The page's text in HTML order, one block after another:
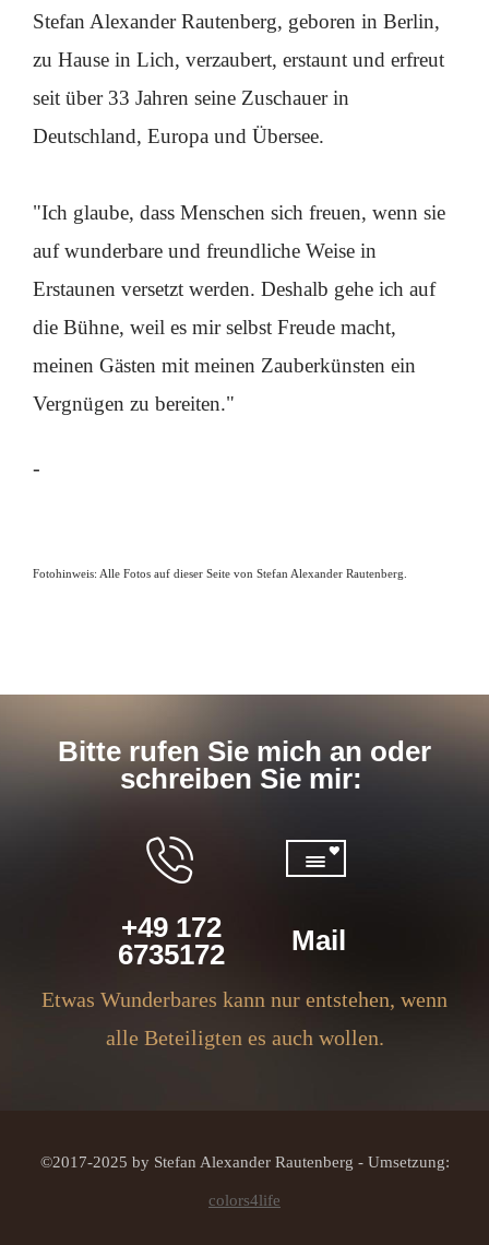
Stefan Alexander Rautenberg, geboren in Berlin,
zu Hause in Lich, verzaubert, erstaunt und erfreut
seit über 33 Jahren seine Zuschauer in
Deutschland, Europa und Übersee.
"Ich glaube, dass Menschen sich freuen, wenn sie
auf wunderbare und freundliche Weise in
Erstaunen versetzt werden. Deshalb gehe ich auf
die Bühne, weil es mir selbst Freude macht,
meinen Gästen mit meinen Zauberkünsten ein
Vergnügen zu bereiten."
-
Fotohinweis: Alle Fotos auf dieser Seite von Stefan Alexander Rautenberg.
Bitte rufen Sie mich an oder
schreiben Sie mir:
+49 172
6735172
Mail
Etwas Wunderbares kann nur entstehen, wenn
alle Beteiligten es auch wollen.
©2017-2025 by Stefan Alexander Rautenberg - Umsetzung:
colors4life